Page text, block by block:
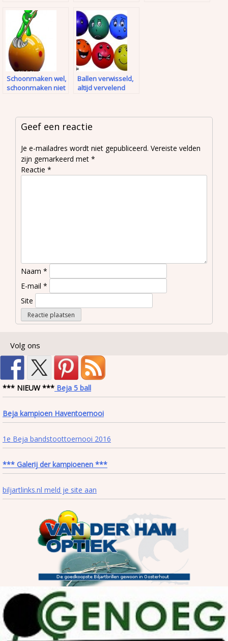
worden
Schoonmaken wel,
schoonmaken niet
Ballen verwisseld,
altijd vervelend
Geef een reactie
Je e-mailadres wordt niet gepubliceerd. Vereiste velden
zijn gemarkeerd met *
Reactie *
Naam *
E-mail *
Site
Volg ons
*** NIEUW *** Beja 5 ball
Beja kampioen Haventoernooi
1e Beja bandstoottoernooi 2016
*** Galerij der kampioenen ***
biljartlinks.nl meld je site aan